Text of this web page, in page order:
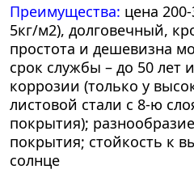
Преимущества: цена
5кг/м2), долговечный,
простота и дешевизна
срок службы – до 50 лет
коррозии (только у
листовой стали с 8-ю
покрытия);
покрытия; стойкость к
солнце